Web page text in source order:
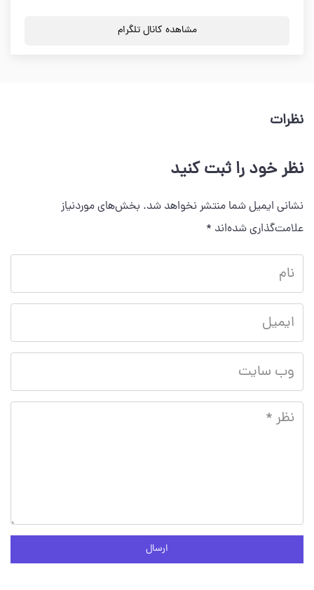
مشاهده کانال تلگرام
نظرات
نظر خود را ثبت کنید
نشانی ایمیل شما منتشر نخواهد شد. بخش‌های موردنیاز
علامت‌گذاری شده‌اند *
ارسال